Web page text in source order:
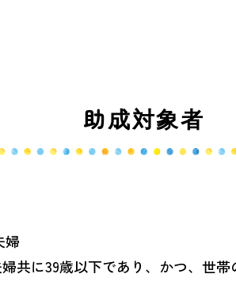
助成対象者
婦
共に39歳以下であり、かつ、世